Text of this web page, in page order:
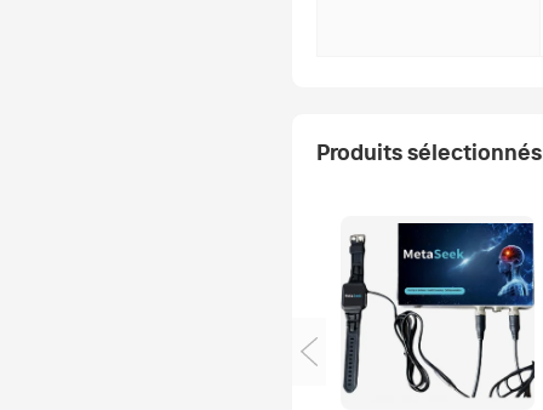
Produits sélectionnés